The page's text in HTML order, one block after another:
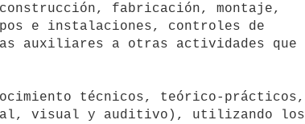
fabricación, montaje,
e instalaciones, controles de
auxiliares a otras actividades que
visual y auditivo), utilizando los